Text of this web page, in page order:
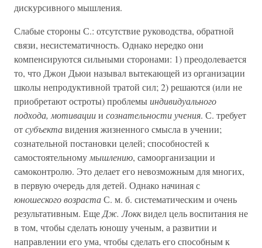
дискурсивного мышления.
Слабые стороны С.: отсутствие руководства, обратной
связи, несистематичность. Однако нередко они
компенсируются сильными сторонами: 1) преодолевается
то, что Джон Дьюи называл вытекающей из организации
школы непродуктивной тратой сил; 2) решаются (или не
приобретают остроты) проблемыиндивидуального
подхода, мотивациии сознательности учения. С. требует
отсубъектавидения жизненного смысла в учении;
сознательной постановки целей; способностей к
самостоятельному мышлению, самоорганизации и
самоконтролю. Это делает его невозможным для многих,
в первую очередь для детей. Однако начиная с
юношеского возрастаС. м. б. систематическим и очень
результативным. Еще Дж. Локквидел цель воспитания не
в том, чтобы сделать юношу ученым, а развитии и
направлении его ума, чтобы сделать его способным к